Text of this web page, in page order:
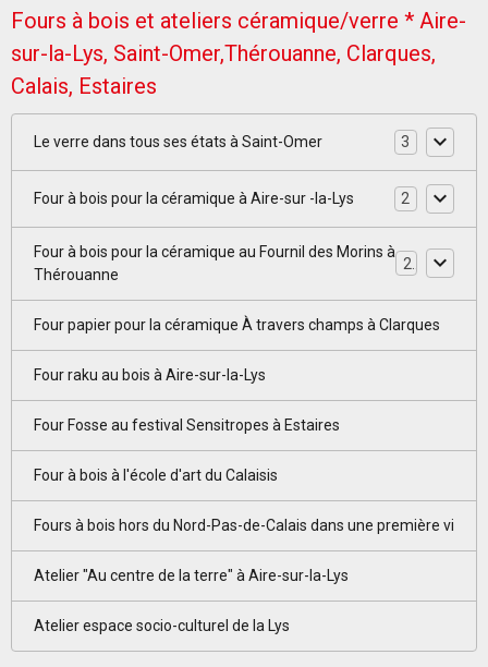
Fours à bois et ateliers céramique/verre * Aire-
sur-la-Lys, Saint-Omer,Thérouanne, Clarques,
Calais, Estaires
Le verre dans tous ses états à Saint-Omer 3
Four à bois pour la céramique à Aire-sur -la-Lys 2
Four à bois pour la céramique au Fournil des Morins à
Thérouanne
Four papier pour la céramique À travers champs à Clarques
Four raku au bois à Aire-sur-la-Lys
Four Fosse au festival Sensitropes à Estaires
Four à bois à l'école d'art du Calaisis
Fours à bois hors du Nord-Pas-de-Calais dans une première vi
Atelier "Au centre de la terre" à Aire-sur-la-Lys
Atelier espace socio-culturel de la Lys